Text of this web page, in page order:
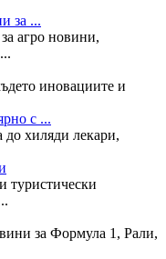
за ...
агро новини,
иновациите и
с ...
до хиляди лекари,
туристически
за Формула 1, Рали,